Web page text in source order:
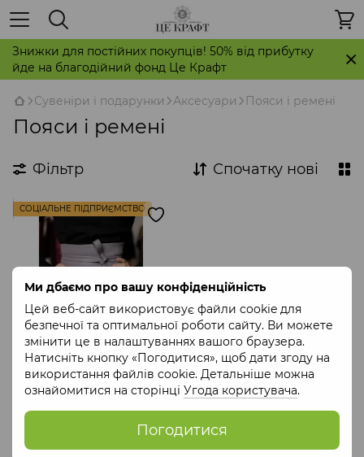
Ми дбаємо про вашу конфіденційність
Цей веб-сайт використовує файли cookie для
безпечної та оптимальної роботи сайту. Ви можете
змінити це в налаштуваннях вашого браузера.
Натисніть кнопку «Погодитися», щоб дати згоду на
використання файлів cookie. Детальніше можна
ознайомитися на сторінці Угода користувача.
Погодитися
Знижки для постійних покупців! 50% від прибутку
йде на благодійний фонд Це Крафт
Сувеніри і подарунки Аксесуари Пояси і ремені
Пояси і ремені
Фільтр Спочатку нові
СОЦІАЛЬНЕ ПІДПРИЄМСТВО
Пасок з еко-шкіри ЗЕРНО
Сірий